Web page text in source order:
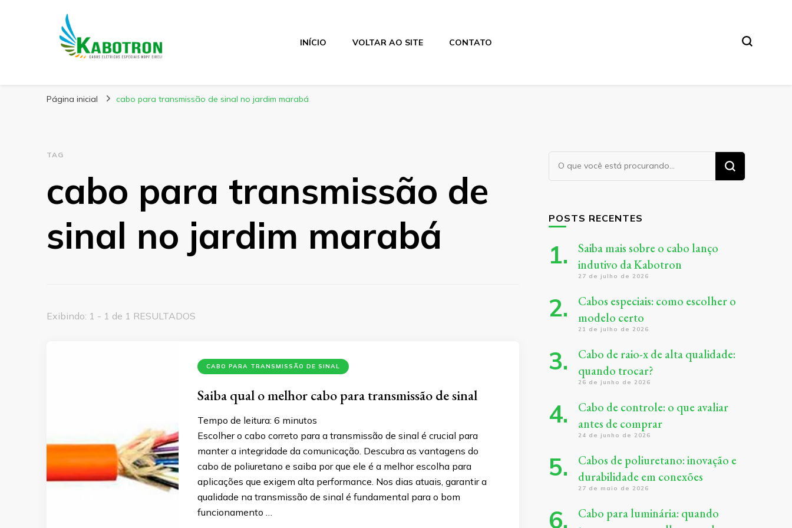
Kabotron
INÍCIO VOLTAR AO SITE CONTATO
Página inicial cabo para transmissão de sinal no jardim marabá
TAG
cabo para transmissão de
sinal no jardim marabá
Exibindo: 1 - 1 de 1 RESULTADOS
CABO PARA TRANSMISSÃO DE SINAL
Saiba qual o melhor cabo para transmissão de sinal
Tempo de leitura: 6 minutos
Escolher o cabo correto para a transmissão de sinal é crucial para
manter a integridade da comunicação. Descubra as vantagens do
cabo de poliuretano e saiba por que ele é a melhor escolha para
aplicações que exigem alta performance. Nos dias atuais, garantir a
qualidade na transmissão de sinal é fundamental para o bom
funcionamento …
Procurando
algo?
POSTS RECENTES
Saiba mais sobre o cabo lanço
indutivo da Kabotron
27 de julho de 2026
Cabos especiais: como escolher o
modelo certo
21 de julho de 2026
Cabo de raio-x de alta qualidade:
quando trocar?
26 de junho de 2026
Cabo de controle: o que avaliar
antes de comprar
24 de junho de 2026
Cabos de poliuretano: inovação e
durabilidade em conexões
27 de maio de 2026
Cabo para luminária: quando